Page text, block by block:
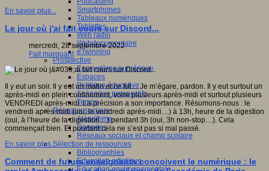
Smartphones
Tableaux numériques
Tablettes
Web radio
Webdocumentaire
eTwinning
Prospective
Ecosystème numérique
Espaces
Politique éducative
Scénarios prospectifs
Temps
Réseaux sociaux
Algorithme
Données
Réseaux sociaux et champ scolaire
Sélection de ressources
Bibliographies
Education artistique
Education environnementale
En savoir plus...
Le jour où j'ai fait cours sur Discord...
mercredi, 28 septembre 2022
Fait marquant
Il y eut un soir. Il y eut un matin et ce fut… Je m’égare, pardon. Il y eut surtout un
après-midi en plein confinement, voire plusieurs après-midi et surtout plusieurs
VENDREDI après-midi. La précision a son importance. Résumons-nous : le
vendredi après-midi (oui, le vendredi après-midi…) à 13h, heure de la digestion
(oui, à l’heure de la digestion…) pendant 3h (oui, 3h non-stop…). Cela
commençait bien. Et pourtant cela ne s’est pas si mal passé.
En savoir plus...
Comment de futurs enseignants conçoivent le numérique : le